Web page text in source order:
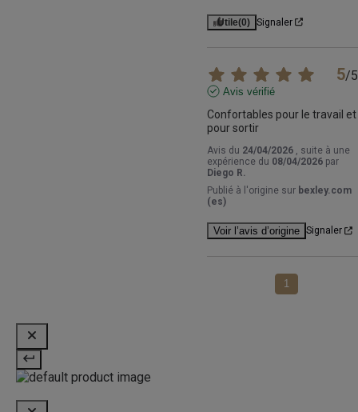
Utile(0) Signaler
5/5
Avis vérifié
Confortables pour le travail et
pour sortir
Avis du 24/04/2026
, suite à une
expérience du 08/04/2026 par
Diego R.
Publié à l'origine sur bexley.com
(es)
Voir l’avis d’origine Signaler
1